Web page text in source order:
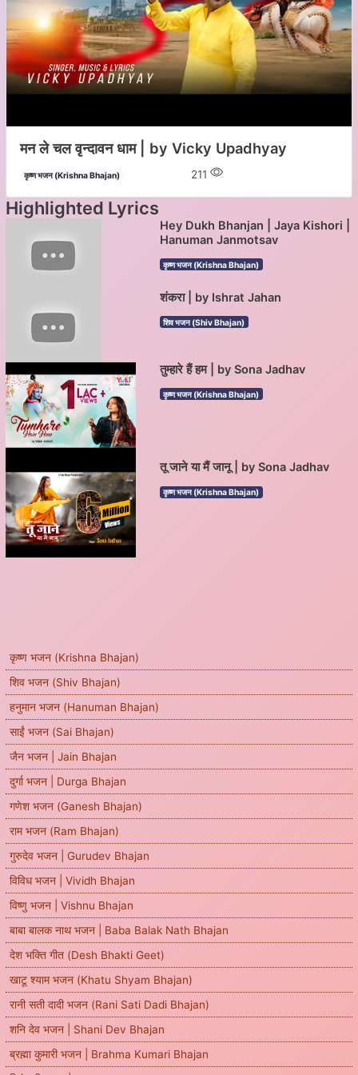
कृष्ण भजन (Krishna Bhajan)
शिव भजन (Shiv Bhajan)
हनुमान भजन (Hanuman Bhajan)
साईं भजन (Sai Bhajan)
जैन भजन | Jain Bhajan
दुर्गा भजन | Durga Bhajan
गणेश भजन (Ganesh Bhajan)
राम भजन (Ram Bhajan)
गुरुदेव भजन | Gurudev Bhajan
विविध भजन | Vividh Bhajan
विष्णु भजन | Vishnu Bhajan
बाबा बालक नाथ भजन | Baba Balak Nath Bhajan
देश भक्ति गीत (Desh Bhakti Geet)
खाटू श्याम भजन (Khatu Shyam Bhajan)
रानी सती दादी भजन (Rani Sati Dadi Bhajan)
शनि देव भजन | Shani Dev Bhajan
ब्रह्मा कुमारी भजन | Brahma Kumari Bhajan
मन ले चल वृन्दावन धाम | by Vicky Upadhyay
कृष्ण भजन (Krishna Bhajan) 211
Highlighted Lyrics
Hey Dukh Bhanjan | Jaya Kishori |
Hanuman Janmotsav
कृष्ण भजन (Krishna Bhajan)
शंकरा | by Ishrat Jahan
शिव भजन (Shiv Bhajan)
तुम्हारे हैं हम | by Sona Jadhav
कृष्ण भजन (Krishna Bhajan)
तू जाने या मैं जानू | by Sona Jadhav
कृष्ण भजन (Krishna Bhajan)